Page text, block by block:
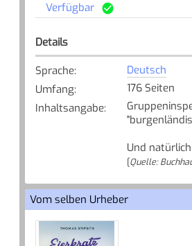
Verfügbar
Details
Sprache:
Deutsch
Umfang:
176 Seiten
Inhaltsangabe:
Und
[Quelle:
Vom selben Urheber